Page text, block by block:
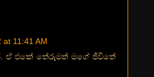
11:41 AM
ඒ එකේ තේරුමත් මගේ ජිවිතේ